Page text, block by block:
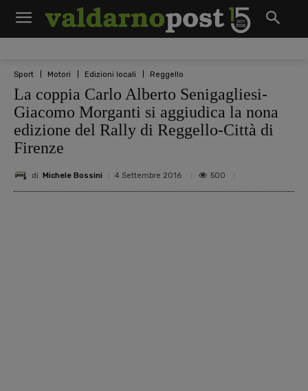
Sport Motori Edizioni locali Reggello
La coppia Carlo Alberto Senigagliesi-
Giacomo Morganti si aggiudica la nona
edizione del Rally di Reggello-Città di
Firenze
di Michele Bossini 4 Settembre 2016 500